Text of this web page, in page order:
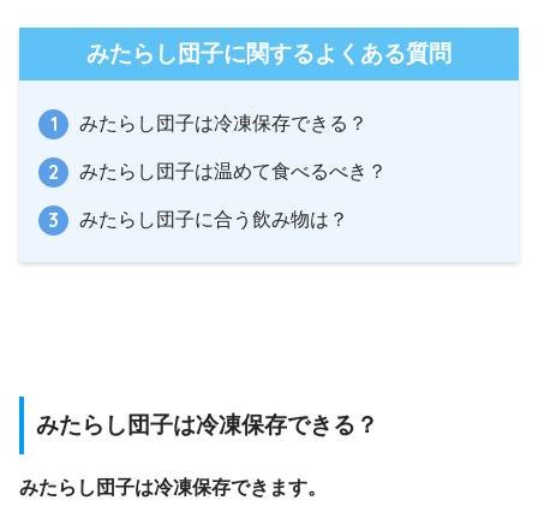
みたらし団子に関するよくある質問
みたらし団子は冷凍保存できる？
みたらし団子は温めて食べるべき？
みたらし団子に合う飲み物は？
みたらし団子は冷凍保存できる？
みたらし団子は冷凍保存できます。